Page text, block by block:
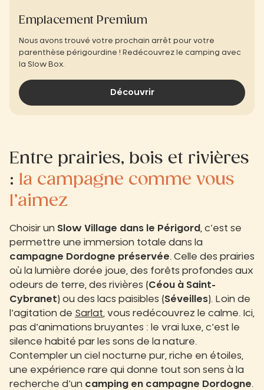
Emplacement Premium
Nous avons trouvé votre prochain arrêt pour votre
parenthèse périgourdine ! Redécouvrez le camping avec
la Slow Box.
Découvrir
Entre prairies, bois et rivières
: la campagne comme vous
l’aimez
Choisir un Slow Village dans le Périgord
, c’est se
permettre une immersion totale dans la
campagne Dordogne préservée. Celle des prairies
où la lumière dorée joue, des forêts profondes aux
odeurs de terre, des rivières (Céou à Saint-
Cybranet) ou des lacs paisibles (Séveilles). Loin de
l’agitation de Sarlat , vous redécouvrez le calme. Ici,
pas d’animations bruyantes : le vrai luxe, c’est le
silence habité par les sons de la nature.
Contempler un ciel nocturne pur, riche en étoiles,
une expérience rare qui donne tout son sens à la
recherche d’un camping en campagne Dordogne.